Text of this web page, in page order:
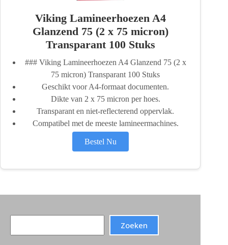
Viking Lamineerhoezen A4
Glanzend 75 (2 x 75 micron)
Transparant 100 Stuks
### Viking Lamineerhoezen A4 Glanzend 75 (2 x
75 micron) Transparant 100 Stuks
Geschikt voor A4-formaat documenten.
Dikte van 2 x 75 micron per hoes.
Transparant en niet-reflecterend oppervlak.
Compatibel met de meeste lamineermachines.
Bestel Nu
Zoeken